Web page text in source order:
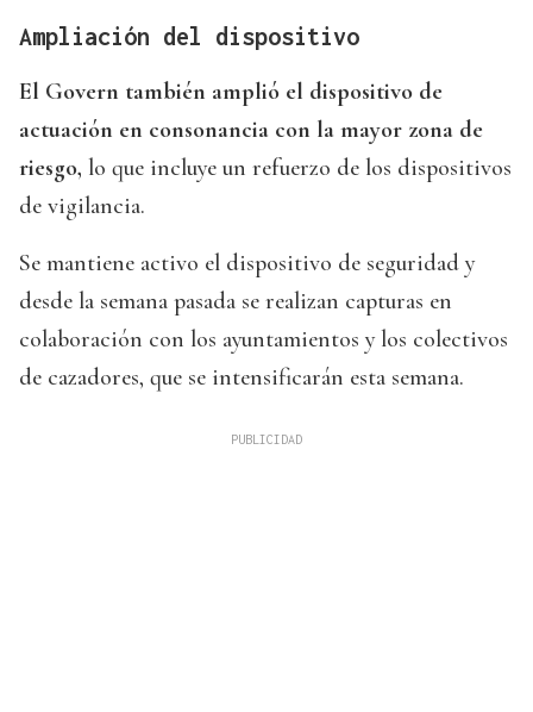
Ampliación del dispositivo
El Govern también amplió el dispositivo de
actuación en consonancia con la mayor zona de
riesgo, lo que incluye un refuerzo de los dispositivos
de vigilancia.
Se mantiene activo el dispositivo de seguridad y
desde la semana pasada se realizan capturas en
colaboración con los ayuntamientos y los colectivos
de cazadores, que se intensificarán esta semana.